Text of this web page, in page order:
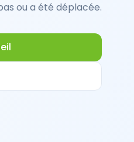
ou a été déplacée.